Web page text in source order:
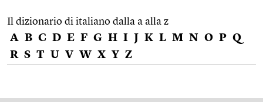
Il dizionario di italiano dalla a alla z
A B C D E F G H I J K L M N O P Q
R S T U V W X Y Z